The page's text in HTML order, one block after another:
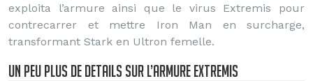
exploita l’armure ainsi que le virus Extremis pour
contrecarrer et mettre Iron Man en surcharge,
transformant Stark en Ultron femelle.
Un peu plus de details sur l’armure Extremis